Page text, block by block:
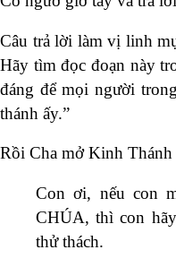
Câu trả lời làm vị linh
Hãy tìm đọc đoạn này
đáng để mọi người
thánh ấy.”
Rồi Cha mở Kinh Thánh
Con ơi, nếu con
CHÚA, thì con
thử thách.